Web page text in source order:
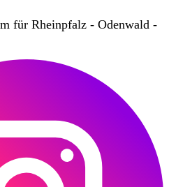
für Rheinpfalz - Odenwald -